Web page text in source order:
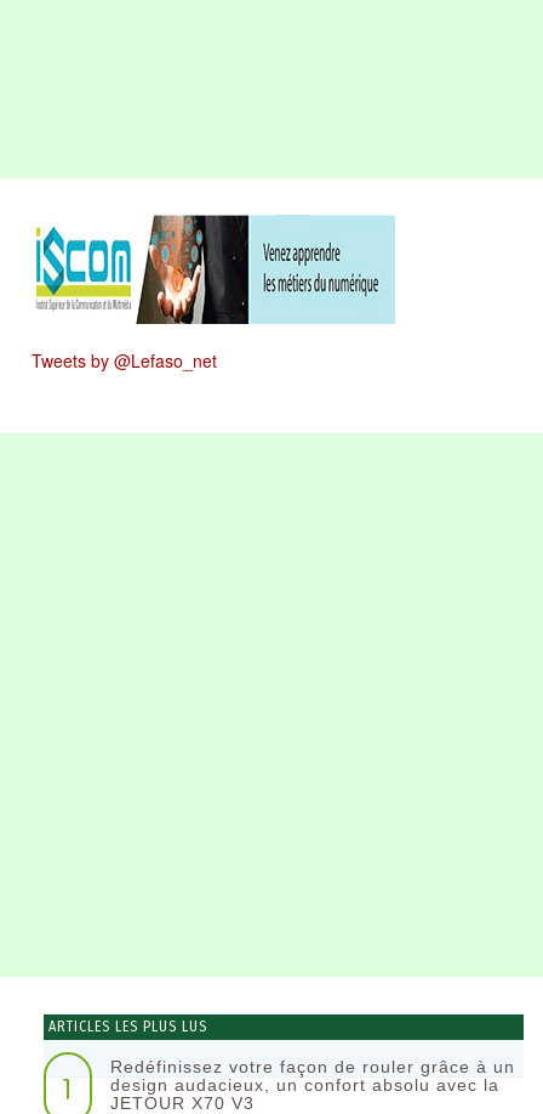
Tweets by @Lefaso_net
ARTICLES LES PLUS LUS
1
Redéfinissez votre façon de rouler grâce à un
design audacieux, un confort absolu avec la
JETOUR X70 V3